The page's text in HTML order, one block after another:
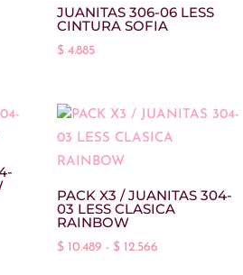
hasta
$ 11.483
JUANITAS 306-06 LESS
CINTURA SOFIA
$4.885
PACK X3 / JUANITAS 304-
03 LESS CLASICA
RAINBOW
$10.489 - $12.566Rango